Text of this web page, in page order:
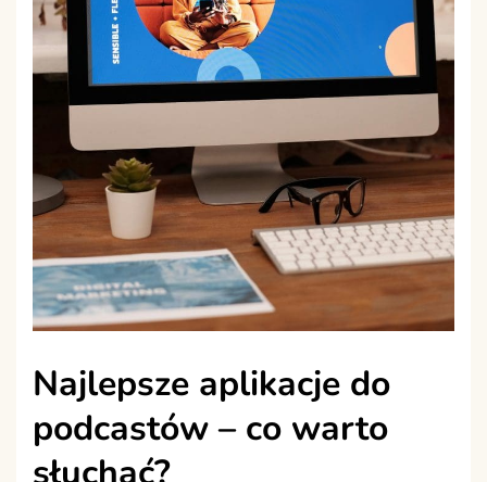
Najlepsze aplikacje do
podcastów – co warto